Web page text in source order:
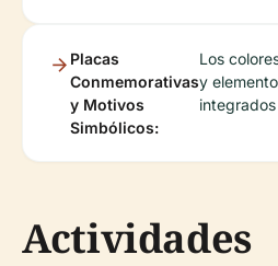
Placas
Conmemorativas
y Motivos
Simbólicos:
Los
y
Actividades